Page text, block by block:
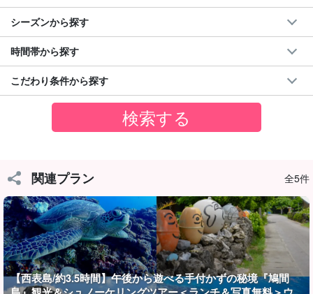
サンゴの欠片のみでできた無人島！
潮の満ち引きによって形が変わる不思議な島『バラス島』の直径
は、大きくても数10mしかありません。
バラス島周辺海域は透明度が抜群で、360度絶景が広がっていま
す。ぜひ一度訪れたいスポットです！
※当日の海況によっては、バラス島上陸が難しい場合がございま
す。ご了承ください。
シーズンから探す
時間帯から探す
こだわり条件から探す
関連プラン 全5件
【西表島/約3.5時間】午後から遊べる手付かずの秘境『鳩間